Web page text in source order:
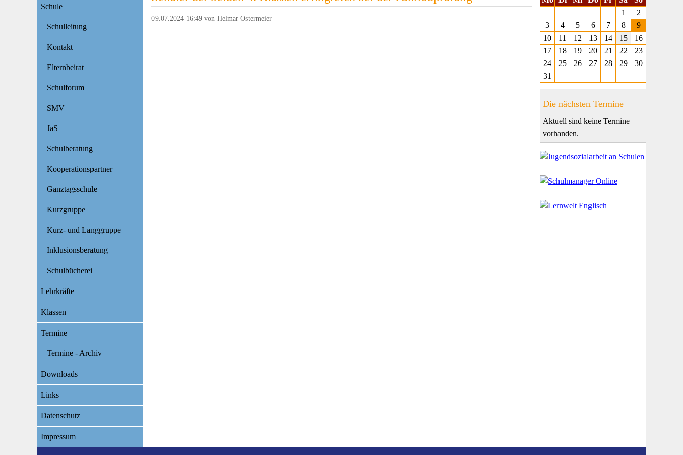
09.07.2024 16:49 von Helmar Ostermeier
Schule
Schulleitung
Kontakt
Elternbeirat
Schulforum
SMV
JaS
Schulberatung
Kooperationspartner
Ganztagsschule
Kurzgruppe
Kurz- und Langgruppe
Inklusionsberatung
Schulbücherei
Lehrkräfte
Klassen
Termine
Termine - Archiv
Downloads
Links
Datenschutz
Impressum
1
2
3
4 5 6 7 8
9
10
11 12 13 14 15
16
17
18 19 20 21 22
23
24
25 26 27 28 29
30
31
Die nächsten Termine
Aktuell sind keine Termine
vorhanden.